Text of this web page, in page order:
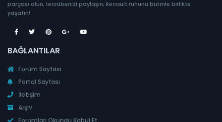
parçası olun, tecrübenizi paylaşın, Renault ruhunu bizimle birlikte
yaşatın!
BAĞLANTILAR
Forum Sayfası
Portal Sayfası
İletişim
Arşiv
Forumları Okundu Kabul Et